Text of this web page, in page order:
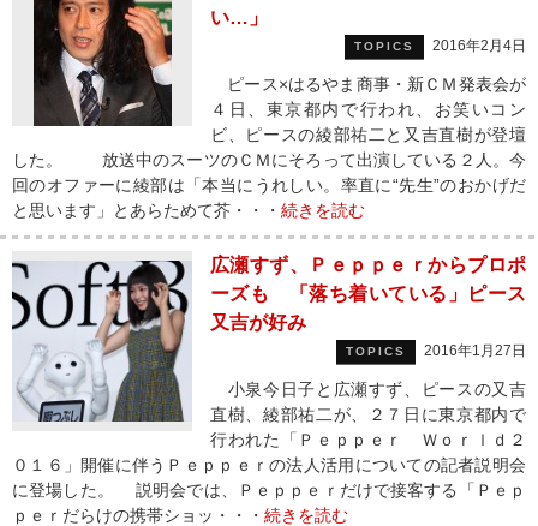
い…」
TOPICS 2016年2月4日
ピース×はるやま商事・新ＣＭ発表会が
４日、東京都内で行われ、お笑いコン
ビ、ピースの綾部祐二と又吉直樹が登壇
した。 放送中のスーツのＣＭにそろって出演している２人。今
回のオファーに綾部は「本当にうれしい。率直に“先生”のおかげだ
と思います」とあらためて芥・・・ 続きを読む
広瀬すず、Ｐｅｐｐｅｒからプロポ
ーズも 「落ち着いている」ピース
又吉が好み
TOPICS 2016年1月27日
小泉今日子と広瀬すず、ピースの又吉
直樹、綾部祐二が、２７日に東京都内で
行われた「Ｐｅｐｐｅｒ Ｗｏｒｌｄ２
０１６」開催に伴うＰｅｐｐｅｒの法人活用についての記者説明会
に登場した。 説明会では、Ｐｅｐｐｅｒだけで接客する「Ｐｅｐ
ｐｅｒだらけの携帯ショッ・・・ 続きを読む